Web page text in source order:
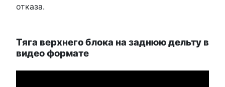
отказа.
Тяга верхнего блока на заднюю дельту в
видео формате